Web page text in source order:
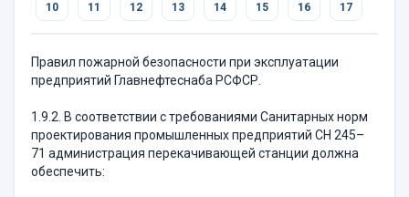
10 11 12 13 14 15 16 17
Правил пожарной безопасности при эксплуатации
предприятий Главнефтеснаба РСФСР.
1.9.2. В соответствии с требованиями Санитарных норм
проектирования промышленных предприятий СН 245–
71 администрация перекачивающей станции должна
обеспечить: